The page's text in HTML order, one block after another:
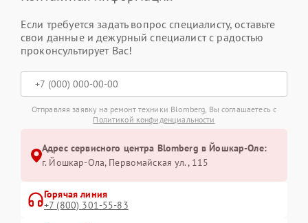
Если требуется задать вопрос специалисту, оставьте
свои данные и дежурный специалист с радостью
проконсультирует Вас!
Отправляя заявку на ремонт техники Blomberg, Вы соглашаетесь с
Политикой конфиденциальности
Адрес сервисного центра Blomberg в Йошкар-Оле:
г. Йошкар-Ола, Первомайская ул., 115
Горячая линия
+7 (800) 301-55-83